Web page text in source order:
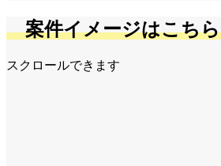
案件イメージはこちら
スクロールできます